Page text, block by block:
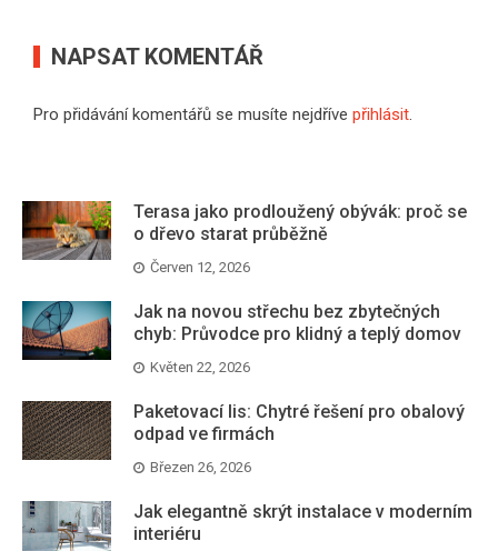
NAPSAT KOMENTÁŘ
Pro přidávání komentářů se musíte nejdříve přihlásit.
Terasa jako prodloužený obývák: proč se
o dřevo starat průběžně
Červen 12, 2026
Jak na novou střechu bez zbytečných
chyb: Průvodce pro klidný a teplý domov
Květen 22, 2026
Paketovací lis: Chytré řešení pro obalový
odpad ve firmách
Březen 26, 2026
Jak elegantně skrýt instalace v moderním
interiéru